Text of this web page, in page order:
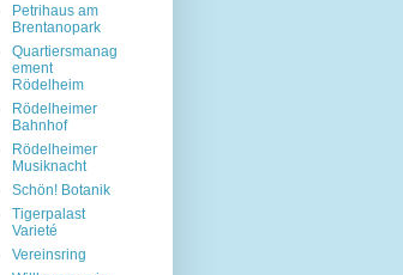
Petrihaus am
Brentanopark
Quartiersmanag
ement
Rödelheim
Rödelheimer
Bahnhof
Rödelheimer
Musiknacht
Schön! Botanik
Tigerpalast
Varieté
Vereinsring